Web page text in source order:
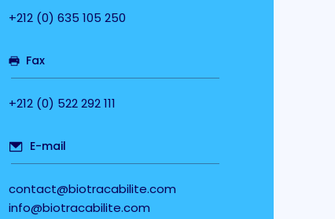
+212 (0) 635 105 250
Fax
+212 (0) 522 292 111
E-mail
contact@biotracabilite.com
info@biotracabilite.com